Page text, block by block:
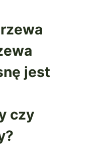
jest
czy